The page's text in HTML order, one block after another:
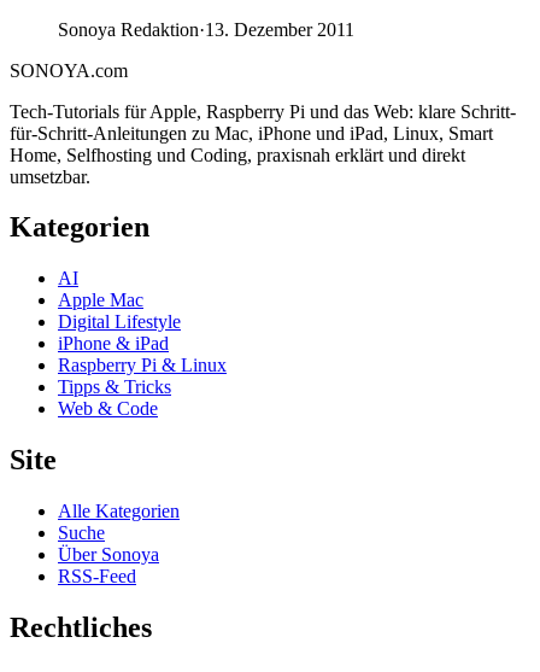
Sonoya Redaktion·13. Dezember 2011
SONOYA.com
Tech-Tutorials für Apple, Raspberry Pi und das Web: klare Schritt-
für-Schritt-Anleitungen zu Mac, iPhone und iPad, Linux, Smart
Home, Selfhosting und Coding, praxisnah erklärt und direkt
umsetzbar.
Kategorien
AI
Apple Mac
Digital Lifestyle
iPhone & iPad
Raspberry Pi & Linux
Tipps & Tricks
Web & Code
Site
Alle Kategorien
Suche
Über Sonoya
RSS-Feed
Rechtliches